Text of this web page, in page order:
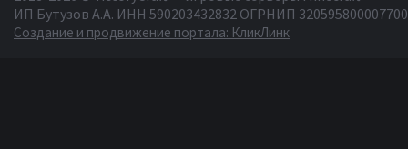
ИП Бутузов А.А. ИНН 590203432832 ОГРНИП 320595800007700
Создание и продвижение портала: КликЛинк